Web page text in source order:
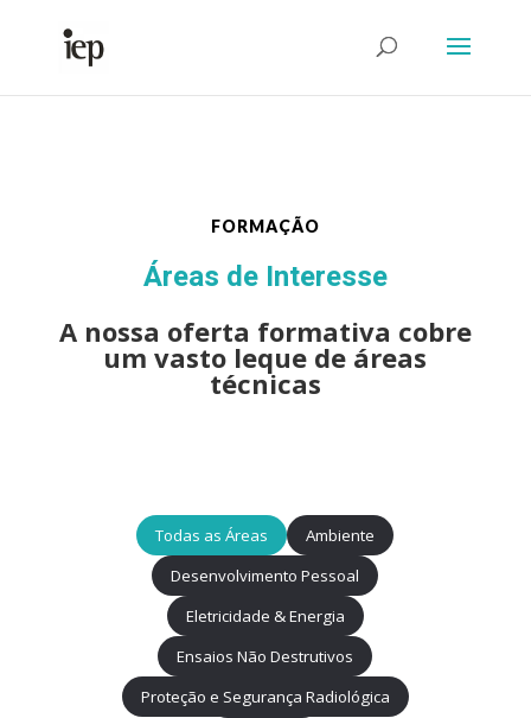
FORMAÇÃO
Áreas de Interesse
A nossa oferta formativa cobre
um vasto leque de áreas
técnicas
Todas as Áreas
Ambiente
Desenvolvimento Pessoal
Eletricidade & Energia
Ensaios Não Destrutivos
Proteção e Segurança Radiológica